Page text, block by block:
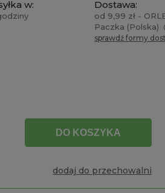
w: Dostawa:
od 9,99 zł -
Paczka (Polska)
sprawdź formy
DO KOSZYKA
dodaj do przechowalni